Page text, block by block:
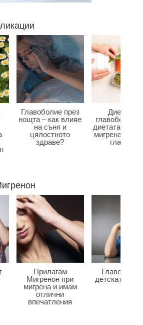
Главоболие през
нощта – как влияе
на съня и
цялостното
здраве?
Диета при
главоболие –
диетата
мигрена и
главата?
Прилагам
Мигренон при
мигрена и имам
отлични
впечатления
детската